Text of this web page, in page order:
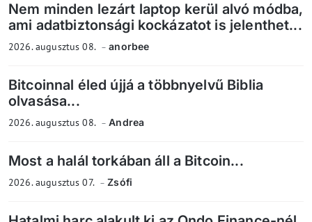
Nem minden lezárt laptop kerül alvó módba,
ami adatbiztonsági kockázatot is jelenthet...
2026. augusztus 08. anorbee
Bitcoinnal éled újjá a többnyelvű Biblia
olvasása...
2026. augusztus 08. Andrea
Most a halál torkában áll a Bitcoin...
2026. augusztus 07. Zsófi